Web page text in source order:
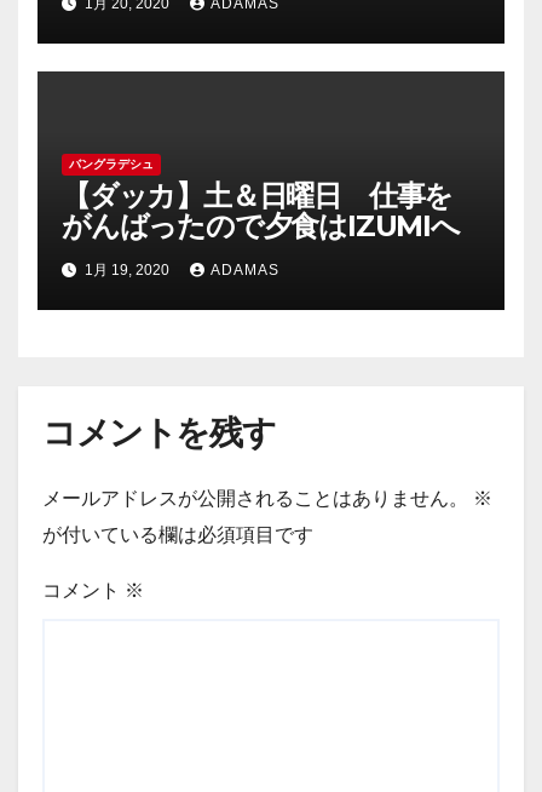
バングラデシュ
【ダッカ】土＆日曜日 仕事を
がんばったので夕食はIZUMIへ
1月 19, 2020 ADAMAS
コメントを残す
メールアドレスが公開されることはありません。
※
が付いている欄は必須項目です
コメント ※